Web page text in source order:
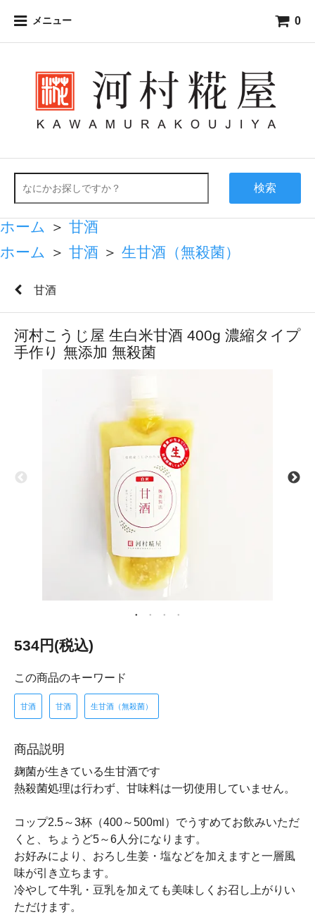
メニュー 0
検索
ホーム ＞ 甘酒
ホーム
＞ 甘酒 ＞ 生甘酒（無殺菌）
甘酒
河村こうじ屋 生白米甘酒 400g 濃縮タイプ
手作り 無添加 無殺菌
534円(税込)
この商品のキーワード
甘酒 甘酒 生甘酒（無殺菌）
商品説明
麹菌が生きている生甘酒です
熱殺菌処理は行わず、甘味料は一切使用していません。
コップ2.5～3杯（400～500ml）でうすめてお飲みいただ
くと、ちょうど5～6人分になります。
お好みにより、おろし生姜・塩などを加えますと一層風
味が引き立ちます。
冷やして牛乳・豆乳を加えても美味しくお召し上がりい
ただけます。